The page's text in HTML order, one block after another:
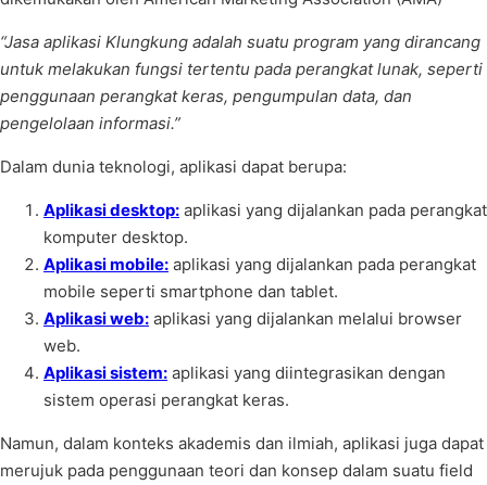
“Jasa aplikasi Klungkung adalah suatu program yang dirancang
untuk melakukan fungsi tertentu pada perangkat lunak, seperti
penggunaan perangkat keras, pengumpulan data, dan
pengelolaan informasi.”
Dalam dunia teknologi, aplikasi dapat berupa:
Aplikasi desktop: aplikasi yang dijalankan pada perangkat
komputer desktop.
Aplikasi mobile: aplikasi yang dijalankan pada perangkat
mobile seperti smartphone dan tablet.
Aplikasi web: aplikasi yang dijalankan melalui browser
web.
Aplikasi sistem: aplikasi yang diintegrasikan dengan
sistem operasi perangkat keras.
Namun, dalam konteks akademis dan ilmiah, aplikasi juga dapat
merujuk pada penggunaan teori dan konsep dalam suatu field